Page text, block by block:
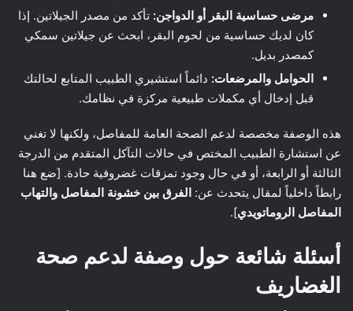
مرضى حساسية البقر أو الدواجن: تأكد من مصدر الجيلاتين. إذا
كان لديك حساسية من لحوم البقر، ابحث عن جيلاتين سمكي
كمصدر بديل.
الحوامل والمرضعات: دائماً استشيري الطبيب المتابع لحالتك
قبل إدخال أي مكملات طبيعية مركزة في نظامك.
هذه الوصفة مخصصة لدعم الصحة العامة للمفاصل، ولكنها لا تغني
عن استشارة الطبيب المختص في حالات التآكل المتقدم من الدرجة
الثالثة أو الرابعة، أو في حال وجود تمزقات غضروفية حادة. [ضع هنا
رابطاً داخلياً لمقال يتحدث عن: الفرق بين خشونة المفاصل والتهاب
المفاصل الروماتويدي].
أسئلة شائعة حول وصفة لدعم صحة
الغضاريف